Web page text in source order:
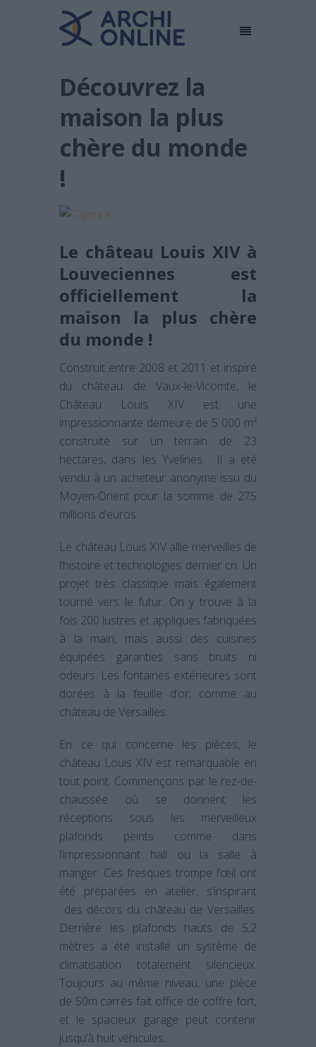
Découvrez la
maison la plus
chère du monde
!
Le château Louis XIV à
Louveciennes est
officiellement la
maison la plus chère
du monde !
Construit entre 2008 et 2011 et inspiré
du château de Vaux-le-Vicomte, le
Château Louis XIV est une
impressionnante demeure de 5 000 m²
construite sur un terrain de 23
hectares, dans les Yvelines. Il a été
vendu à un acheteur anonyme issu du
Moyen-Orient pour la somme de 275
millions d’euros.
Le château Louis XIV allie merveilles de
l’histoire et technologies dernier cri. Un
projet très classique mais également
tourné vers le futur. On y trouve à la
fois 200 lustres et appliques fabriquées
à la main, mais aussi des cuisines
équipées garanties sans bruits ni
odeurs. Les fontaines extérieures sont
dorées à la feuille d’or, comme au
château de Versailles.
En ce qui concerne les pièces, le
château Louis XIV est remarquable en
tout point. Commençons par le rez-de-
chaussée où se donnent les
réceptions sous les merveilleux
plafonds peints comme dans
l’impressionnant hall ou la salle à
manger. Ces fresques trompe l’œil ont
été préparées en atelier, s’inspirant
des décors du château de Versailles.
Derrière les plafonds hauts de 5,2
mètres a été installé un système de
climatisation totalement silencieux.
Toujours au même niveau, une pièce
de 50m carrés fait office de coffre fort,
et le spacieux garage peut contenir
jusqu’à huit véhicules.